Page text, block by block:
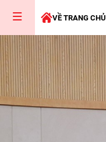
VỀ TRANG CHỦ